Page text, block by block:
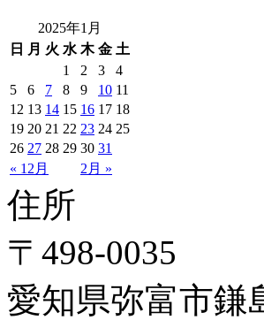
2025年1月
日
月 火 水 木 金 土
« 12月 2月 »
1 2 3
4
5
6 7 8 9 10 11
12 13 14 15 16 17 18
19 20 21 22 23 24 25
26 27 28 29 30 31
住所
〒498-0035
愛知県弥富市鎌